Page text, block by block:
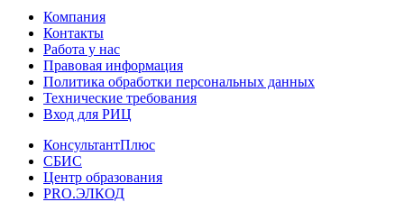
Компания
Контакты
Работа у нас
Правовая информация
Политика обработки персональных данных
Технические требования
Вход для РИЦ
КонсультантПлюс
СБИС
Центр образования
PRO.ЭЛКОД